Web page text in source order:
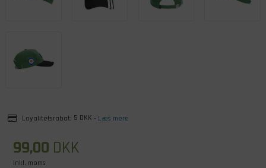
Loyalitetsrabat: 5 DKK - Læs mere
99,00 DKK
Inkl. moms